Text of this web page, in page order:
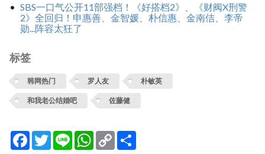
SBS一口气公开11部强档！《好搭档2》、《财阀X刑警
2》全回归！申惠善、金智媛、朴信惠、金南佶、李帝
勋...阵容太狂了
标签
韩网热门 罗人友 朴敏英
和我老公结婚吧 佐藤健
Facebook
TwitterLine WhatsApp
Copy
Link